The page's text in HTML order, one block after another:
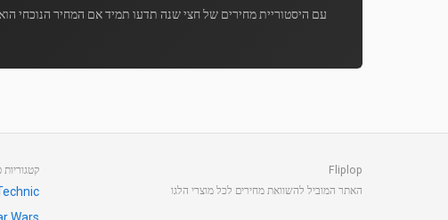
עם היסטוריית מחירים של חצי שנה תדעו תמיד אם המחיר הנוכחי
Fliplop
האתר המוביל להשוואת מחירים לכל מוצרי הלגו
קטגוריות